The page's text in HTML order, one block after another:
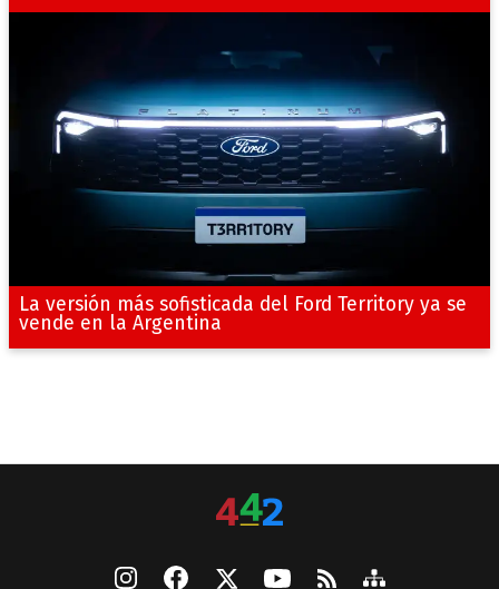
La versión más sofisticada del Ford Territory ya se
vende en la Argentina